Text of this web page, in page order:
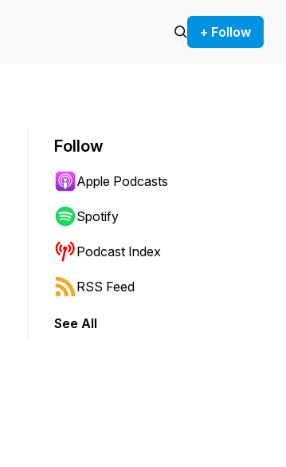
+ Follow
to jump forward or backward.
Follow
Apple Podcasts
Spotify
Podcast Index
RSS Feed
See All